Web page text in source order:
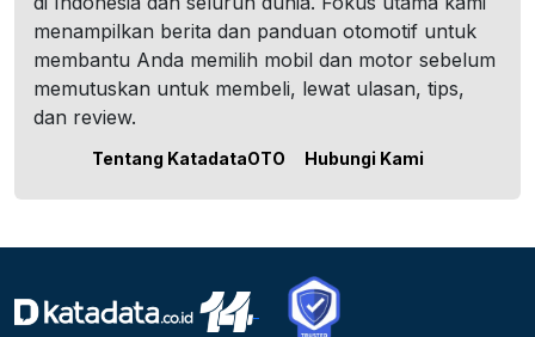
menampilkan berita dan panduan otomotif untuk
membantu Anda memilih mobil dan motor sebelum
memutuskan untuk membeli, lewat ulasan, tips,
dan review.
Tentang KatadataOTO Hubungi Kami